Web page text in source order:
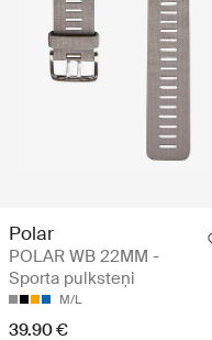
Polar
POLAR WB 22MM -
Sporta pulksteņi
M/L
39.90 €